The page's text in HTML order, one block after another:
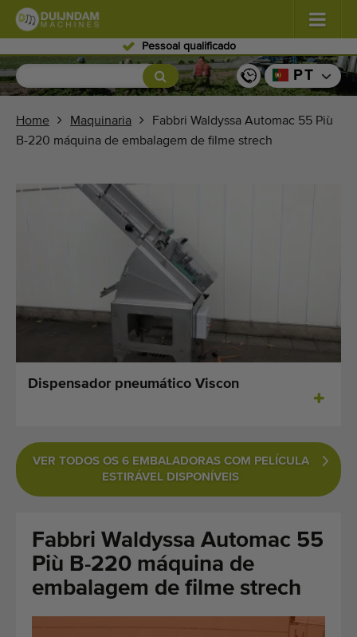
Pessoal qualificado
Flores e plantas (576)
Vegetais de estufa (347)
Frutos (333)
Transportadores (438)
Venda a sua máquina!
Pesquisa por tipo
Últimas máquinas visualizadas
Importe uma máquina
Maquinaria
Sobre nós
FAQ
PT
Home Maquinaria
Fabbri Waldyssa Automac 55 Più
B-220 máquina de embalagem de filme strech
Dispensador pneumático Viscon
VER TODOS OS 6 EMBALADORAS COM PELÍCULA
ESTIRÁVEL DISPONÍVEIS
Fabbri Waldyssa Automac 55
Più B-220 máquina de
embalagem de filme strech